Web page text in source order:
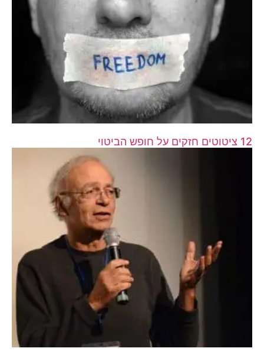
12 ציטוטים חזקים על חופש הביטוי